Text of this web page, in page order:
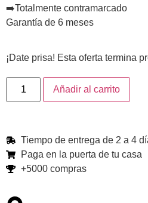
➡️Totalmente contramarcado
Garantía de 6 meses
¡Date prisa! Esta oferta termina
Añadir al carrito
Tiempo de entrega de 2 a 4
Paga en la puerta de tu casa
+5000 compras